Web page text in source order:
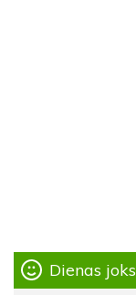
Dienas joks